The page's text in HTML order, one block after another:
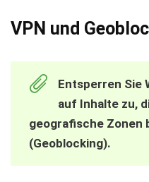
VPN und
Entsperren Sie
auf Inhalte zu,
geografische Zonen
(Geoblocking).